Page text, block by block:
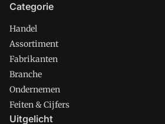
Categorie
Handel
Assortiment
Fabrikanten
Branche
Ondernemen
Feiten & Cijfers
Uitgelicht